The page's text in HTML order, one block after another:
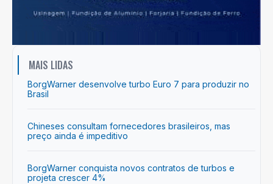
MAIS LIDAS
BorgWarner desenvolve turbo Euro 7 para produzir no
Brasil
Chineses consultam fornecedores brasileiros, mas
preço ainda é impeditivo
BorgWarner conquista novos contratos de turbos e
projeta crescer 4%